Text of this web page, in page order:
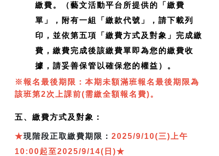
繳費。（藝文活動平台所提供的「繳費
單」，附有一組「繳款代號」，請下載列
印，並依第五項「繳費方式及對象」完成繳
費，繳費完成後該繳費單即為您的繳費收
據，請妥善保管以確保您的權益）。
※報名最後期限：本期未額滿班報名最後期限為
該班第2次上課前(需繳全額報名費)。
五、繳費方式及對象：
★現階段正取繳費期限： 2025/9/10(三)上午
10:00起至2025/9/14(日)★